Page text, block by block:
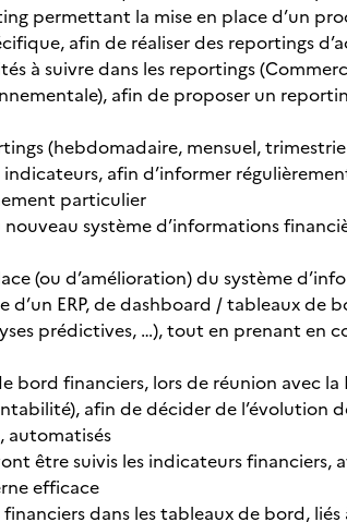
permettant la mise en place d’un
afin de réaliser des reportings
à suivre dans les reportings
afin de proposer un
(hebdomadaire, mensuel,
afin d’informer
particulier
système d’informations
(ou d’amélioration) du système
d’un ERP, de dashboard / tableaux de
prédictives, …), tout en prenant en
bord financiers, lors de réunion avec
afin de décider de l’évolution
automatisés
être suivis les indicateurs financiers,
efficace
dans les tableaux de bord, liés